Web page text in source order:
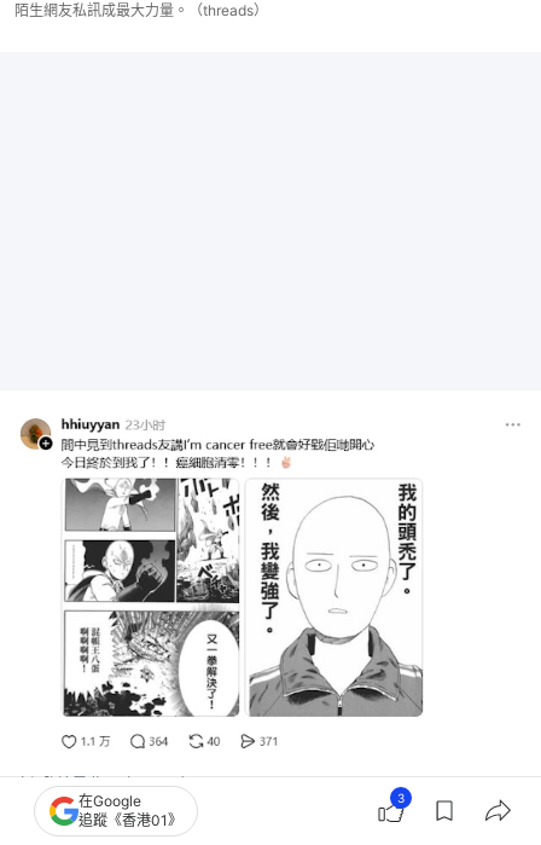
陌生網友私訊成最大力量。（threads）
癌細胞清零啦！（threads）
在Google
追蹤《香港01》
3